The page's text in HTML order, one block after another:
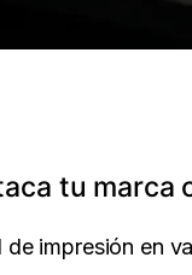
tu marca
de impresión en